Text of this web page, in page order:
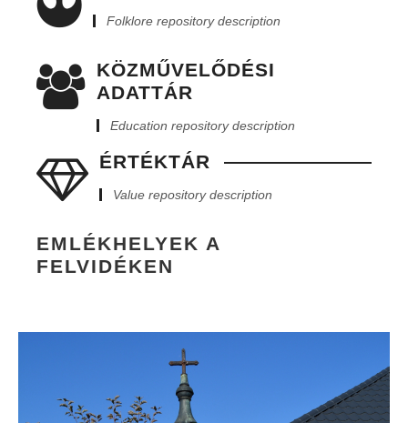
Folklore repository description
KÖZMŰVELŐDÉSI
ADATTÁR
Education repository description
ÉRTÉKTÁR
Value repository description
EMLÉKHELYEK A
FELVIDÉKEN